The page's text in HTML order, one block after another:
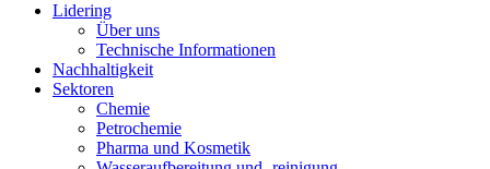
Lidering
Über uns
Technische Informationen
Nachhaltigkeit
Sektoren
Chemie
Petrochemie
Pharma und Kosmetik